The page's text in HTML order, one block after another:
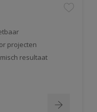
projecten
resultaat